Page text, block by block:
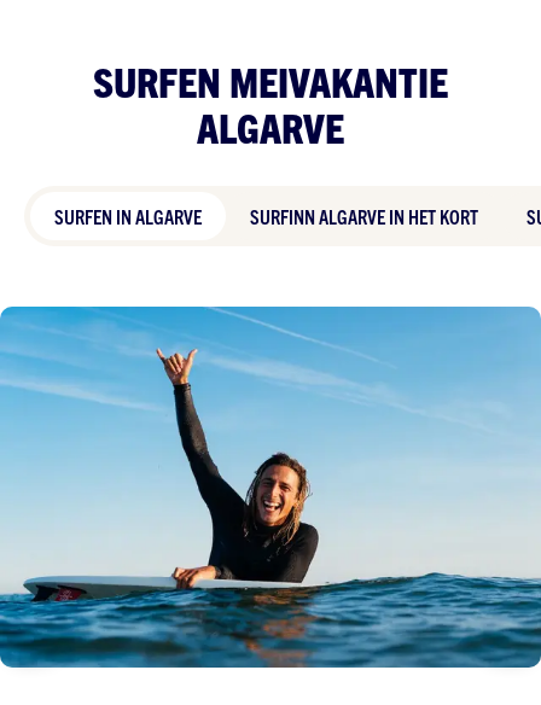
SURFEN MEIVAKANTIE
ALGARVE
SURFEN IN ALGARVE SURFINN ALGARVE IN HET KORT